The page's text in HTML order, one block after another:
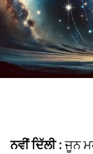
ਨਵੀਂ ਦਿੱਲੀ :ਜੂਨ